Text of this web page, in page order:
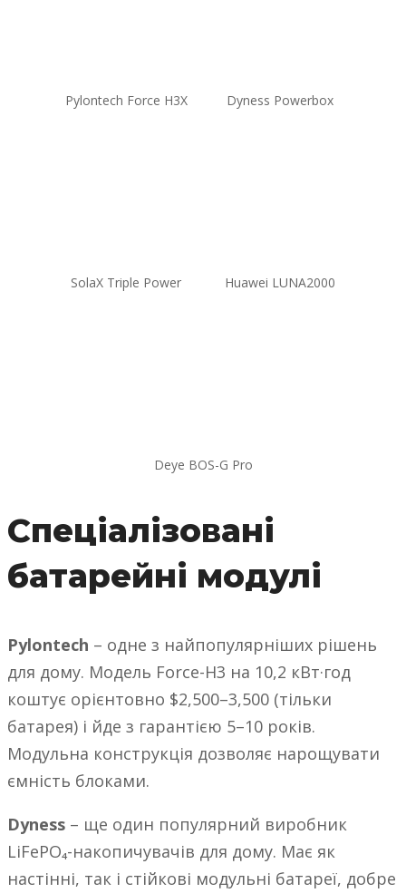
Pylontech Force H3X Dyness Powerbox
SolaX Triple Power Huawei LUNA2000
Deye BOS-G Pro
Спеціалізовані
батарейні модулі
Pylontech – одне з найпопулярніших рішень
для дому. Модель Force-H3 на 10,2 кВт·год
коштує орієнтовно $2,500–3,500 (тільки
батарея) і йде з гарантією 5–10 років.
Модульна конструкція дозволяє нарощувати
ємність блоками.
Dyness – ще один популярний виробник
LiFePO₄-накопичувачів для дому. Має як
настінні, так і стійкові модульні батареї, добре